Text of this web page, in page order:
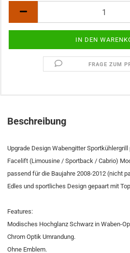
FRAGE ZUM
Beschreibung
Upgrade Design Wabengitter
Facelift (Limousine / Sportback / Cabrio)
passend für die Baujahre 2008-2012 (nicht
Edles und sportliches Design gepaart mit
Features:
Modisches Hochglanz Schwarz in Waben-
Chrom Optik Umrandung.
Ohne Emblem.